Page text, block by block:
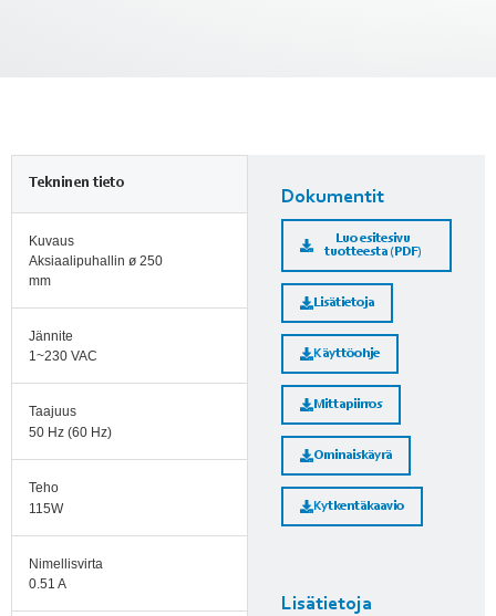
Tekninen tieto
Kuvaus
Aksiaalipuhallin ø 250
mm
Jännite
1~230 VAC
Taajuus
50 Hz (60 Hz)
Teho
115W
Nimellisvirta
0.51 A
Dokumentit
Luo esitesivu
tuotteesta (PDF)
Lisätietoja
Käyttöohje
Mittapiirros
Ominaiskäyrä
Kytkentäkaavio
Lisätietoja